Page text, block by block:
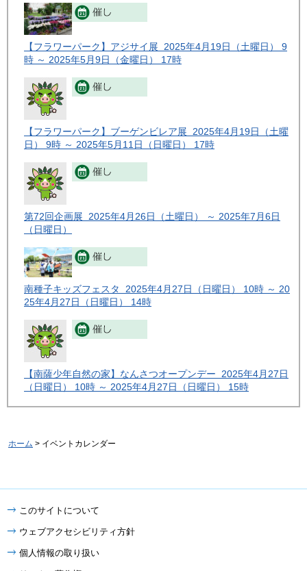
【フラワーパーク】アジサイ展 2025年4月19日（土曜日） 9
時 ～ 2025年5月9日（金曜日） 17時
【フラワーパーク】ブーゲンビレア展 2025年4月19日（土曜
日） 9時 ～ 2025年5月11日（日曜日） 17時
第72回企画展 2025年4月26日（土曜日） ～ 2025年7月6日
（日曜日）
南種子キッズフェスタ 2025年4月27日（日曜日） 10時 ～ 20
25年4月27日（日曜日） 14時
【南薩少年自然の家】なんさつオープンデー 2025年4月27日
（日曜日） 10時 ～ 2025年4月27日（日曜日） 15時
ホーム > イベントカレンダー
このサイトについて
ウェブアクセシビリティ方針
個人情報の取り扱い